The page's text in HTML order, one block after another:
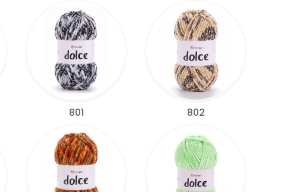
801 802